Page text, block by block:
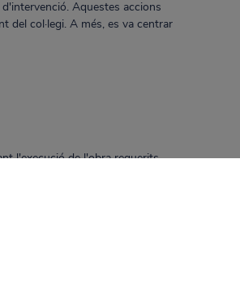
Aquestes accions
del col·legi. A més, es va centrar
l'execució de l'obra requerits